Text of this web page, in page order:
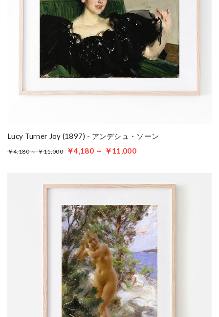
Lucy Turner Joy (1897) - アンデシュ・ソーン
￥4,180 ～ ￥11,000 ￥4,180 ～ ￥11,000